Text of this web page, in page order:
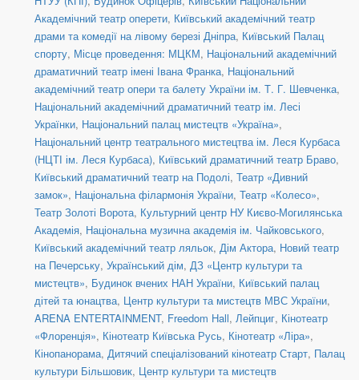
Академічний театр оперети, Київський академічний театр
драми та комедії на лівому березі Дніпра, Київський Палац
спорту, Місце проведення: МЦКМ, Національний академічний
драматичний театр імені Івана Франка, Національний
академічний театр опери та балету України ім. Т. Г. Шевченка,
Національний академічний драматичний театр ім. Лесі
Українки, Національний палац мистецтв «Україна»,
Національний центр театрального мистецтва ім. Леся Курбаса
(НЦТІ ім. Леся Курбаса), Київський драматичний театр Браво,
Київський драматичний театр на Подолі, Театр «Дивний
замок», Національна філармонія України, Театр «Колесо»,
Театр Золоті Ворота, Культурний центр НУ Києво-Могилянська
Академія, Національна музична академія ім. Чайковського,
Київський академічний театр ляльок, Дім Актора, Новий театр
на Печерську, Український дім, ДЗ «Центр культури та
мистецтв», Будинок вчених НАН України, Київський палац
дітей та юнацтва, Центр культури та мистецтв МВС України,
ARENA ENTERTAINMENT, Freedom Hall, Лейпциг, Кінотеатр
«Флоренція», Кінотеатр Київська Русь, Кінотеатр «Ліра»,
Кінопанорама, Дитячий спеціалізований кінотеатр Старт, Палац
культури Більшовик, Центр культури та мистецтв